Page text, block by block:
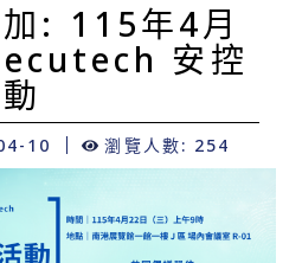
: 115年4月
安控
10 瀏覽人數: 254